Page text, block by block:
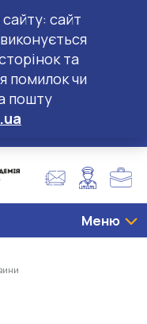
сайт
та
помилок чи
пошту
Меню